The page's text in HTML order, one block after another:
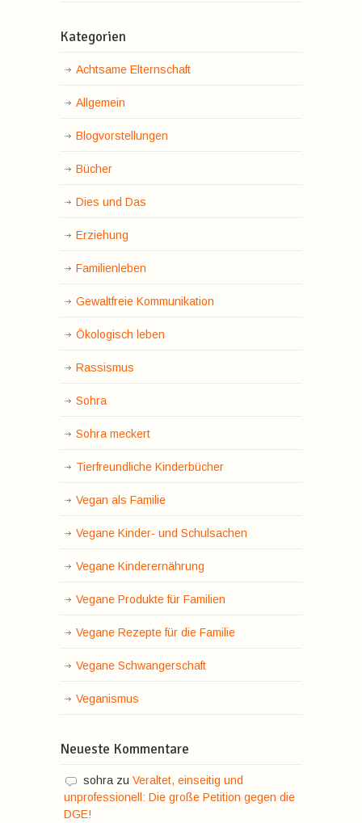
Kategorien
Achtsame Elternschaft
Allgemein
Blogvorstellungen
Bücher
Dies und Das
Erziehung
Familienleben
Gewaltfreie Kommunikation
Ökologisch leben
Rassismus
Sohra
Sohra meckert
Tierfreundliche Kinderbücher
Vegan als Familie
Vegane Kinder- und Schulsachen
Vegane Kinderernährung
Vegane Produkte für Familien
Vegane Rezepte für die Familie
Vegane Schwangerschaft
Veganismus
Neueste Kommentare
sohra zu Veraltet, einseitig und
unprofessionell: Die große Petition gegen die
DGE!